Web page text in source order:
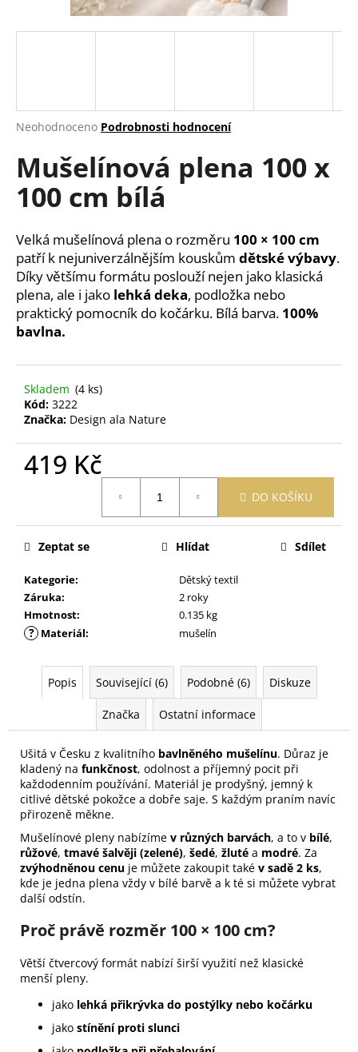
Průměrné
produktu
je
0,0
hvězdiček.
Neohodnoceno Podrobnosti hodnocení
Mušelínová plena 100 x
100 cm bílá
Velká mušelínová plena o rozměru 100 × 100 cm
patří k nejuniverzálnějším kouskům dětské výbavy.
Díky většímu formátu poslouží nejen jako klasická
plena, ale i jako lehká deka, podložka nebo
praktický pomocník do kočárku. Bílá barva. 100%
bavlna.
Skladem (4 ks)
Kód: 3222
Značka: Design ala Nature
419 Kč
DO KOŠÍKU
Kategorie:
Dětský textil
Záruka:
2 roky
Hmotnost: 0.135 kg
? Materiál: mušelín
Zeptat se Hlídat Sdílet
Popis Související (6) Podobné (6) Diskuze
Značka Ostatní informace
Ušitá v Česku z kvalitního bavlněného mušelínu. Důraz je
kladený na funkčnost, odolnost a příjemný pocit při
každodenním používání. Materiál je prodyšný, jemný k
citlivé dětské pokožce a dobře saje. S každým praním navíc
přirozeně měkne.
Mušelínové pleny nabízíme v různých barvách, a to v bílé,
růžové, tmavé šalvěji (zelené), šedé, žluté a modré. Za
zvýhodněnou cenu je můžete zakoupit také v sadě 2 ks,
kde je jedna plena vždy v bílé barvě a k té si můžete vybrat
další odstín.
Proč právě rozměr 100 × 100 cm?
Větší čtvercový formát nabízí širší využití než klasické
menší pleny.
jako lehká přikrývka do postýlky nebo kočárku
jako stínění proti slunci
j
?
HLEDAT
D
o
p
o
r
u
č
e
e
ECO
KOUZLO
KS
59
Kč